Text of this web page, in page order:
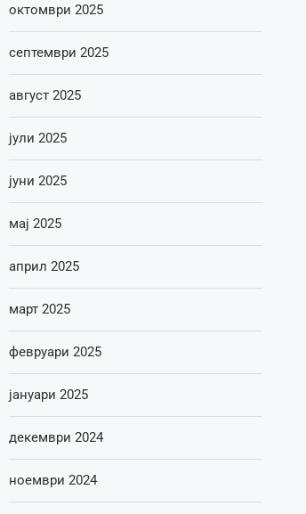
октомври 2025
септември 2025
август 2025
јули 2025
јуни 2025
мај 2025
април 2025
март 2025
февруари 2025
јануари 2025
декември 2024
ноември 2024